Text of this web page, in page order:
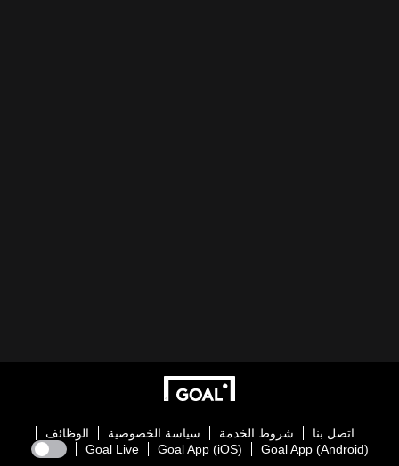
اتصل بنا شروط الخدمة سياسة الخصوصية
الوظائف
Goal App (Android)
Goal App (iOS)
Goal Live